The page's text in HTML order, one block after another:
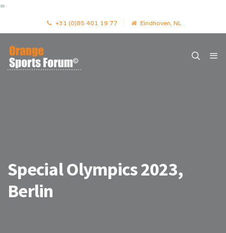
=
+31 (0)85 401 19 77 Eindhoven, NL
Special Olympics 2023,
Berlin